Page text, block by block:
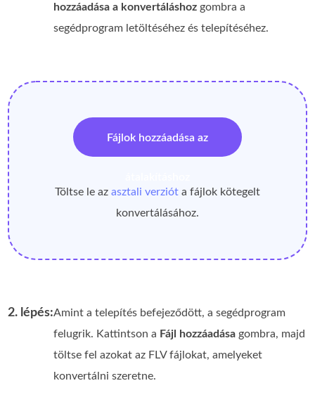
hozzáadása a konvertáláshoz gombra a
segédprogram letöltéséhez és telepítéséhez.
Fájlok hozzáadása az
Töltse le az asztali verziót a fájlok kötegelt
konvertálásához.
2. lépés:Amint a telepítés befejeződött, a segédprogram
felugrik. Kattintson a Fájl hozzáadása gombra, majd
töltse fel azokat az FLV fájlokat, amelyeket
konvertálni szeretne.